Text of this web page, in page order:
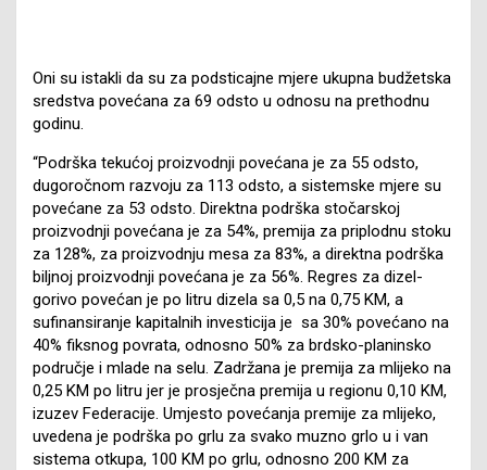
Oni su istakli da su za podsticajne mjere ukupna budžetska
sredstva povećana za 69 odsto u odnosu na prethodnu
godinu.
“Podrška tekućoj proizvodnji povećana je za 55 odsto,
dugoročnom razvoju za 113 odsto, a sistemske mjere su
povećane za 53 odsto. Direktna podrška stočarskoj
proizvodnji povećana je za 54%, premija za priplodnu stoku
za 128%, za proizvodnju mesa za 83%, a direktna podrška
biljnoj proizvodnji povećana je za 56%. Regres za dizel-
gorivo povećan je po litru dizela sa 0,5 na 0,75 KM, a
sufinansiranje kapitalnih investicija je sa 30% povećano na
40% fiksnog povrata, odnosno 50% za brdsko-planinsko
područje i mlade na selu. Zadržana je premija za mlijeko na
0,25 KM po litru jer je prosječna premija u regionu 0,10 KM,
izuzev Federacije. Umjesto povećanja premije za mlijeko,
uvedena je podrška po grlu za svako muzno grlo u i van
sistema otkupa, 100 KM po grlu, odnosno 200 KM za